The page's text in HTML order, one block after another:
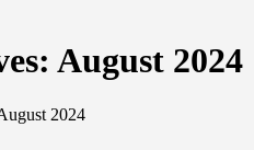
August 2024
2024